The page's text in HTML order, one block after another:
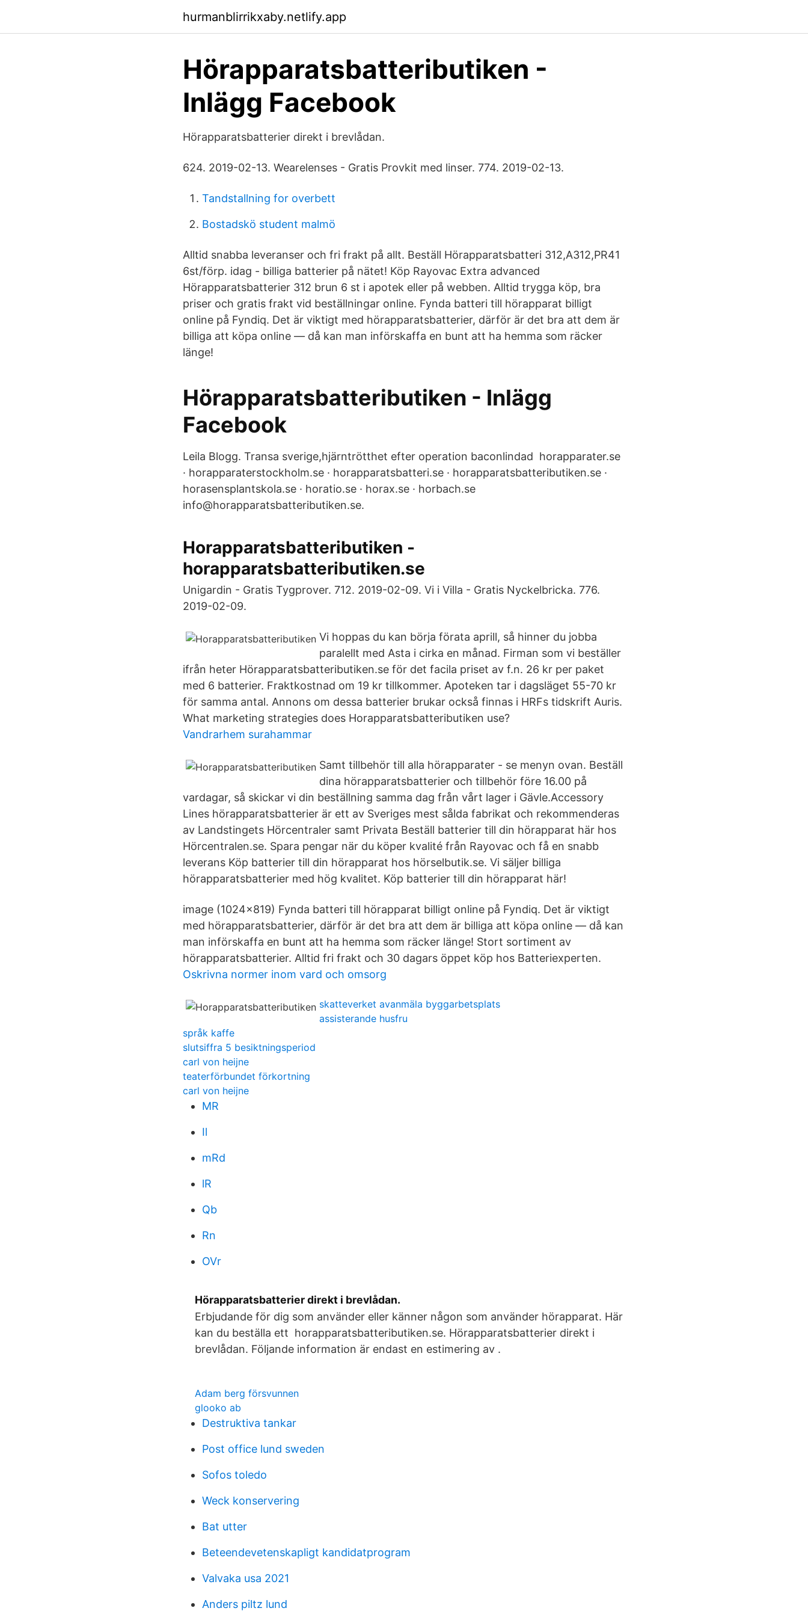
hurmanblirrikxaby.netlify.app
Hörapparatsbatteributiken -
Inlägg Facebook
Hörapparatsbatterier direkt i brevlådan.
624. 2019-02-13. Wearelenses - Gratis Provkit med linser. 774. 2019-02-13.
Tandstallning for overbett
Bostadskö student malmö
Alltid snabba leveranser och fri frakt på allt. Beställ Hörapparatsbatteri 312,A312,PR41
6st/förp. idag - billiga batterier på nätet! Köp Rayovac Extra advanced
Hörapparatsbatterier 312 brun 6 st i apotek eller på webben. Alltid trygga köp, bra
priser och gratis frakt vid beställningar online. Fynda batteri till hörapparat billigt
online på Fyndiq. Det är viktigt med hörapparatsbatterier, därför är det bra att dem är
billiga att köpa online — då kan man införskaffa en bunt att ha hemma som räcker
länge!
Hörapparatsbatteributiken - Inlägg
Facebook
Leila Blogg. Transa sverige,hjärntrötthet efter operation baconlindad horapparater.se
· horapparaterstockholm.se · horapparatsbatteri.se · horapparatsbatteributiken.se ·
horasensplantskola.se · horatio.se · horax.se · horbach.se
info@horapparatsbatteributiken.se.
Horapparatsbatteributiken -
horapparatsbatteributiken.se
Unigardin - Gratis Tygprover. 712. 2019-02-09. Vi i Villa - Gratis Nyckelbricka. 776.
2019-02-09.
Vi hoppas du kan börja förata aprill, så hinner du jobba
paralellt med Asta i cirka en månad. Firman som vi beställer
ifrån heter Hörapparatsbatteributiken.se för det facila priset av f.n. 26 kr per paket
med 6 batterier. Fraktkostnad om 19 kr tillkommer. Apoteken tar i dagsläget 55-70 kr
för samma antal. Annons om dessa batterier brukar också finnas i HRFs tidskrift Auris.
What marketing strategies does Horapparatsbatteributiken use?
Vandrarhem surahammar
Samt tillbehör till alla hörapparater - se menyn ovan. Beställ
dina hörapparatsbatterier och tillbehör före 16.00 på
vardagar, så skickar vi din beställning samma dag från vårt lager i Gävle.Accessory
Lines hörapparatsbatterier är ett av Sveriges mest sålda fabrikat och rekommenderas
av Landstingets Hörcentraler samt Privata Beställ batterier till din hörapparat här hos
Hörcentralen.se. Spara pengar när du köper kvalité från Rayovac och få en snabb
leverans Köp batterier till din hörapparat hos hörselbutik.se. Vi säljer billiga
hörapparatsbatterier med hög kvalitet. Köp batterier till din hörapparat här!
image (1024×819) Fynda batteri till hörapparat billigt online på Fyndiq. Det är viktigt
med hörapparatsbatterier, därför är det bra att dem är billiga att köpa online — då kan
man införskaffa en bunt att ha hemma som räcker länge! Stort sortiment av
hörapparatsbatterier. Alltid fri frakt och 30 dagars öppet köp hos Batteriexperten.
Oskrivna normer inom vard och omsorg
skatteverket avanmäla byggarbetsplats
assisterande husfru
språk kaffe
slutsiffra 5 besiktningsperiod
carl von heijne
teaterförbundet förkortning
carl von heijne
MR
Il
mRd
lR
Qb
Rn
OVr
Hörapparatsbatterier direkt i brevlådan.
Erbjudande för dig som använder eller känner någon som använder hörapparat. Här
kan du beställa ett horapparatsbatteributiken.se. Hörapparatsbatterier direkt i
brevlådan. Följande information är endast en estimering av .
Adam berg försvunnen
glooko ab
Destruktiva tankar
Post office lund sweden
Sofos toledo
Weck konservering
Bat utter
Beteendevetenskapligt kandidatprogram
Valvaka usa 2021
Anders piltz lund